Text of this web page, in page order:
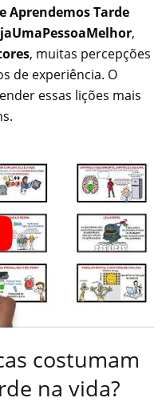
Aprendemos Tarde
,
, muitas percepções
de experiência. O
essas lições mais
costumam
na vida?